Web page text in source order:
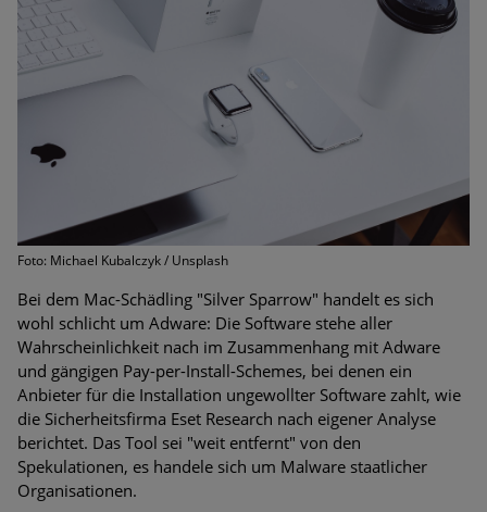
Foto: Michael Kubalczyk / Unsplash
Bei dem Mac-Schädling "Silver Sparrow" handelt es sich
wohl schlicht um Adware: Die Software stehe aller
Wahrscheinlichkeit nach im Zusammenhang mit Adware
und gängigen Pay-per-Install-Schemes, bei denen ein
Anbieter für die Installation ungewollter Software zahlt, wie
die Sicherheitsfirma Eset Research nach eigener Analyse
berichtet. Das Tool sei "weit entfernt" von den
Spekulationen, es handele sich um Malware staatlicher
Organisationen.